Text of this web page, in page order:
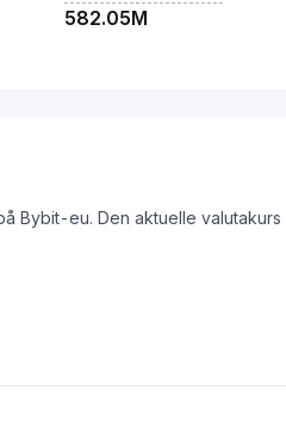
582.05M
Bybit-eu. Den aktuelle valutakurs